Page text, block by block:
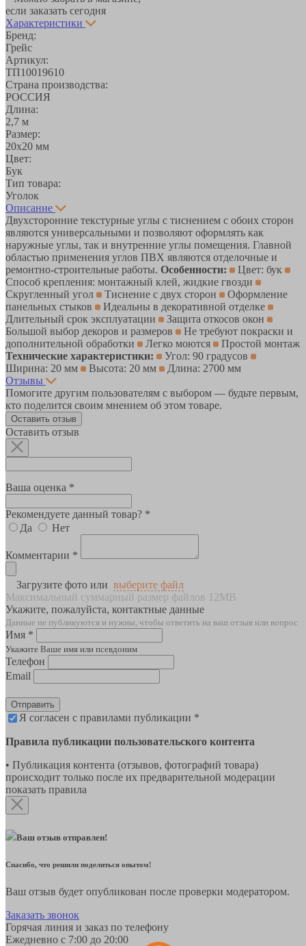
если заказать сегодня
Характеристики
Бренд:
Грейс
Артикул:
ТП10019610
Страна производства:
РОССИЯ
Длина:
2,7 м
Размер:
20х20 мм
Цвет:
Бук
Тип товара:
Уголок
Описание
Двухсторонние текстурные углы с тиснением с обоих сторон
являются универсальными и позволяют оформлять как
наружные углы, так и внутренние углы помещения. Главной
областью применения углов ПВХ являются отделочные и
ремонтно-строительные работы. Особенности:
Цвет: бук
Способ крепления: монтажный клей, жидкие гвозди
Скругленный угол
Тиснение с двух сторон
Оформление
панельных стыков
Идеальны в декоративной отделке
Длительный срок эксплуатации
Защита откосов окон
Большой выбор декоров и размеров
Не требуют покраски и
дополнительной обработки
Легко моются
Простой монтаж
Технические характеристики:
Угол: 90 градусов
Ширина: 20 мм
Высота: 20 мм
Длина: 2700 мм
Отзывы
Помогите другим пользователям с выбором — будьте первым,
кто поделится своим мнением об этом товаре.
Оставить отзыв
Оставить отзыв
Ваша оценка *
Рекомендуете данный товар? *
Да
Нет
Комментарии *
Загрузите фото или выберите файл
Максимальный суммарный размер файлов 12MB
Укажите, пожалуйста, контактные данные
Данные не публикуются и нужны, чтобы ответить на ваш отзыв или вопрос
Имя *
Укажите Ваше имя или псевдоним
Телефон
Email
Отправить
Я согласен с правилами публикации *
Правила публикации пользовательского контента
• Публикация контента (отзывов, фотографий товара)
происходит только после их предварительной модерации
показать правила
Ваш отзыв отправлен!
Спасибо, что решили поделиться опытом!
Ваш отзыв будет опубликован после проверки модератором.
Заказать звонок
Горячая линия и заказ по телефону
Ежедневно с 7:00 до 20:00